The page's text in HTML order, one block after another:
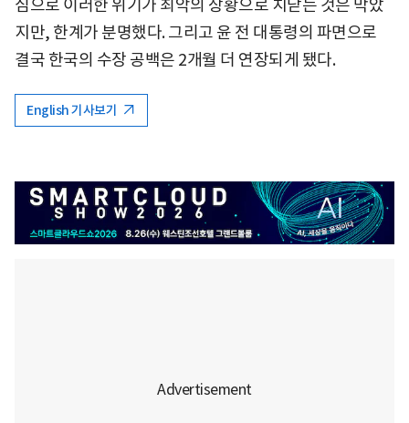
심으로 이러한 위기가 최악의 상황으로 치닫는 것은 막았
지만, 한계가 분명했다. 그리고 윤 전 대통령의 파면으로
결국 한국의 수장 공백은 2개월 더 연장되게 됐다.
English 기사보기